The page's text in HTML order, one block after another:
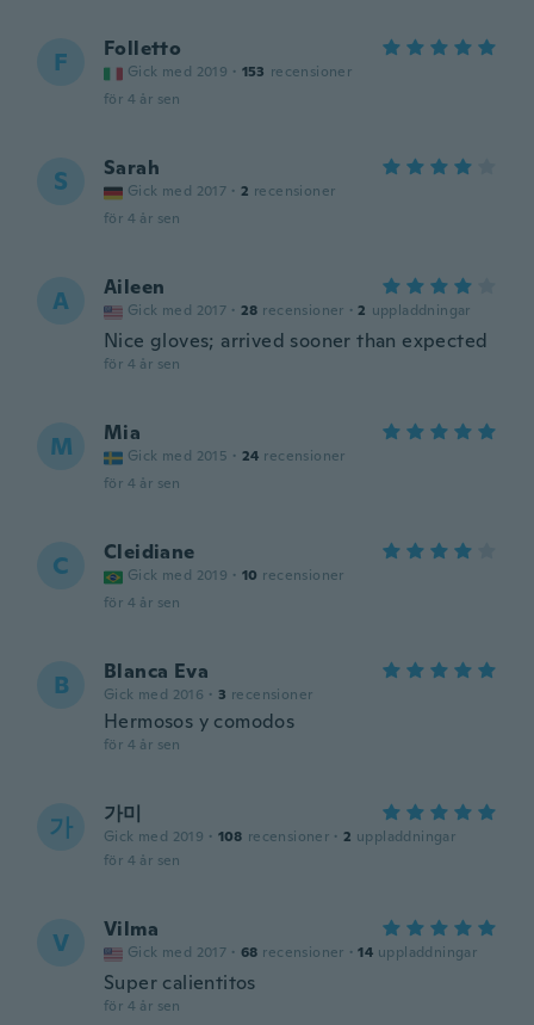
F Folletto
Gick med 2019 · 153 recensioner
för 4 år sen
S Sarah
Gick med 2017 · 2 recensioner
för 4 år sen
A Aileen
Gick med 2017 · 28 recensioner · 2 uppladdningar
Nice gloves; arrived sooner than expected
för 4 år sen
M Mia
Gick med 2015 · 24 recensioner
för 4 år sen
C Cleidiane
Gick med 2019 · 10 recensioner
för 4 år sen
B Blanca Eva
Gick med 2016 · 3 recensioner
Hermosos y comodos
för 4 år sen
가 가미
Gick med 2019 · 108 recensioner · 2 uppladdningar
för 4 år sen
V Vilma
Gick med 2017 · 68 recensioner · 14 uppladdningar
Super calientitos
för 4 år sen